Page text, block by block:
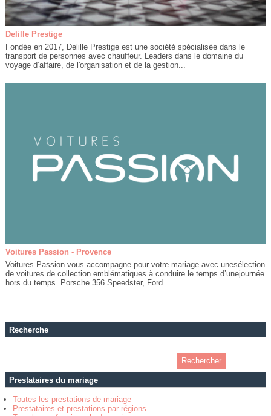
Delille Prestige
Fondée en 2017, Delille Prestige est une société spécialisée dans le
transport de personnes avec chauffeur. Leaders dans le domaine du
voyage d’affaire, de l'organisation et de la gestion...
Voitures Passion - Provence
Voitures Passion vous accompagne pour votre mariage avec unesélection
de voitures de collection emblématiques à conduire le temps d’unejournée
hors du temps. Porsche 356 Speedster, Ford...
Recherche
Prestataires du mariage
Toutes les prestations de mariage
Prestataires et prestations par régions